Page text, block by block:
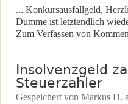
... Konkursausfallgeld,
Dumme ist letztendlich
Zum Verfassen von
Insolvenzgeld
Steuerzahler
Gespeichert von Markus D.